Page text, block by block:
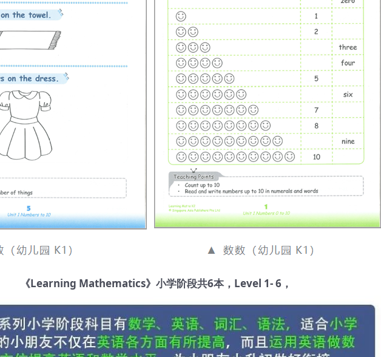
《Learning Mathematics》小学阶段共6本，Level 1- 6，